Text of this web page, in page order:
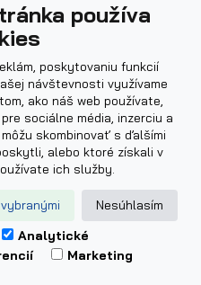
© 2026 AGADOS, spol. s.r.o.
používa
poskytovaniu funkcií
návštevnosti využívame
ako náš web používate,
sociálne média, inzerciu a
skombinovať s ďalšími
alebo ktoré získali v
ich služby.
Nesúhlasím
Analytické
Marketing